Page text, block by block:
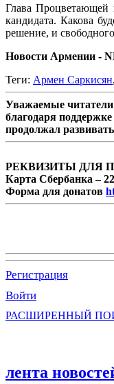
Глава Процветающей
кандидата. Какова
решение, и
Новости Армении -
Теги: Армен Саркисян,
Уважаемые
благодаря
продолжал
РЕКВИЗИТЫ ДЛЯ
Карта Сбербанка –
Форма для донатов
Регистрация
Войти
РАСШИРЕННЫЙ
лента